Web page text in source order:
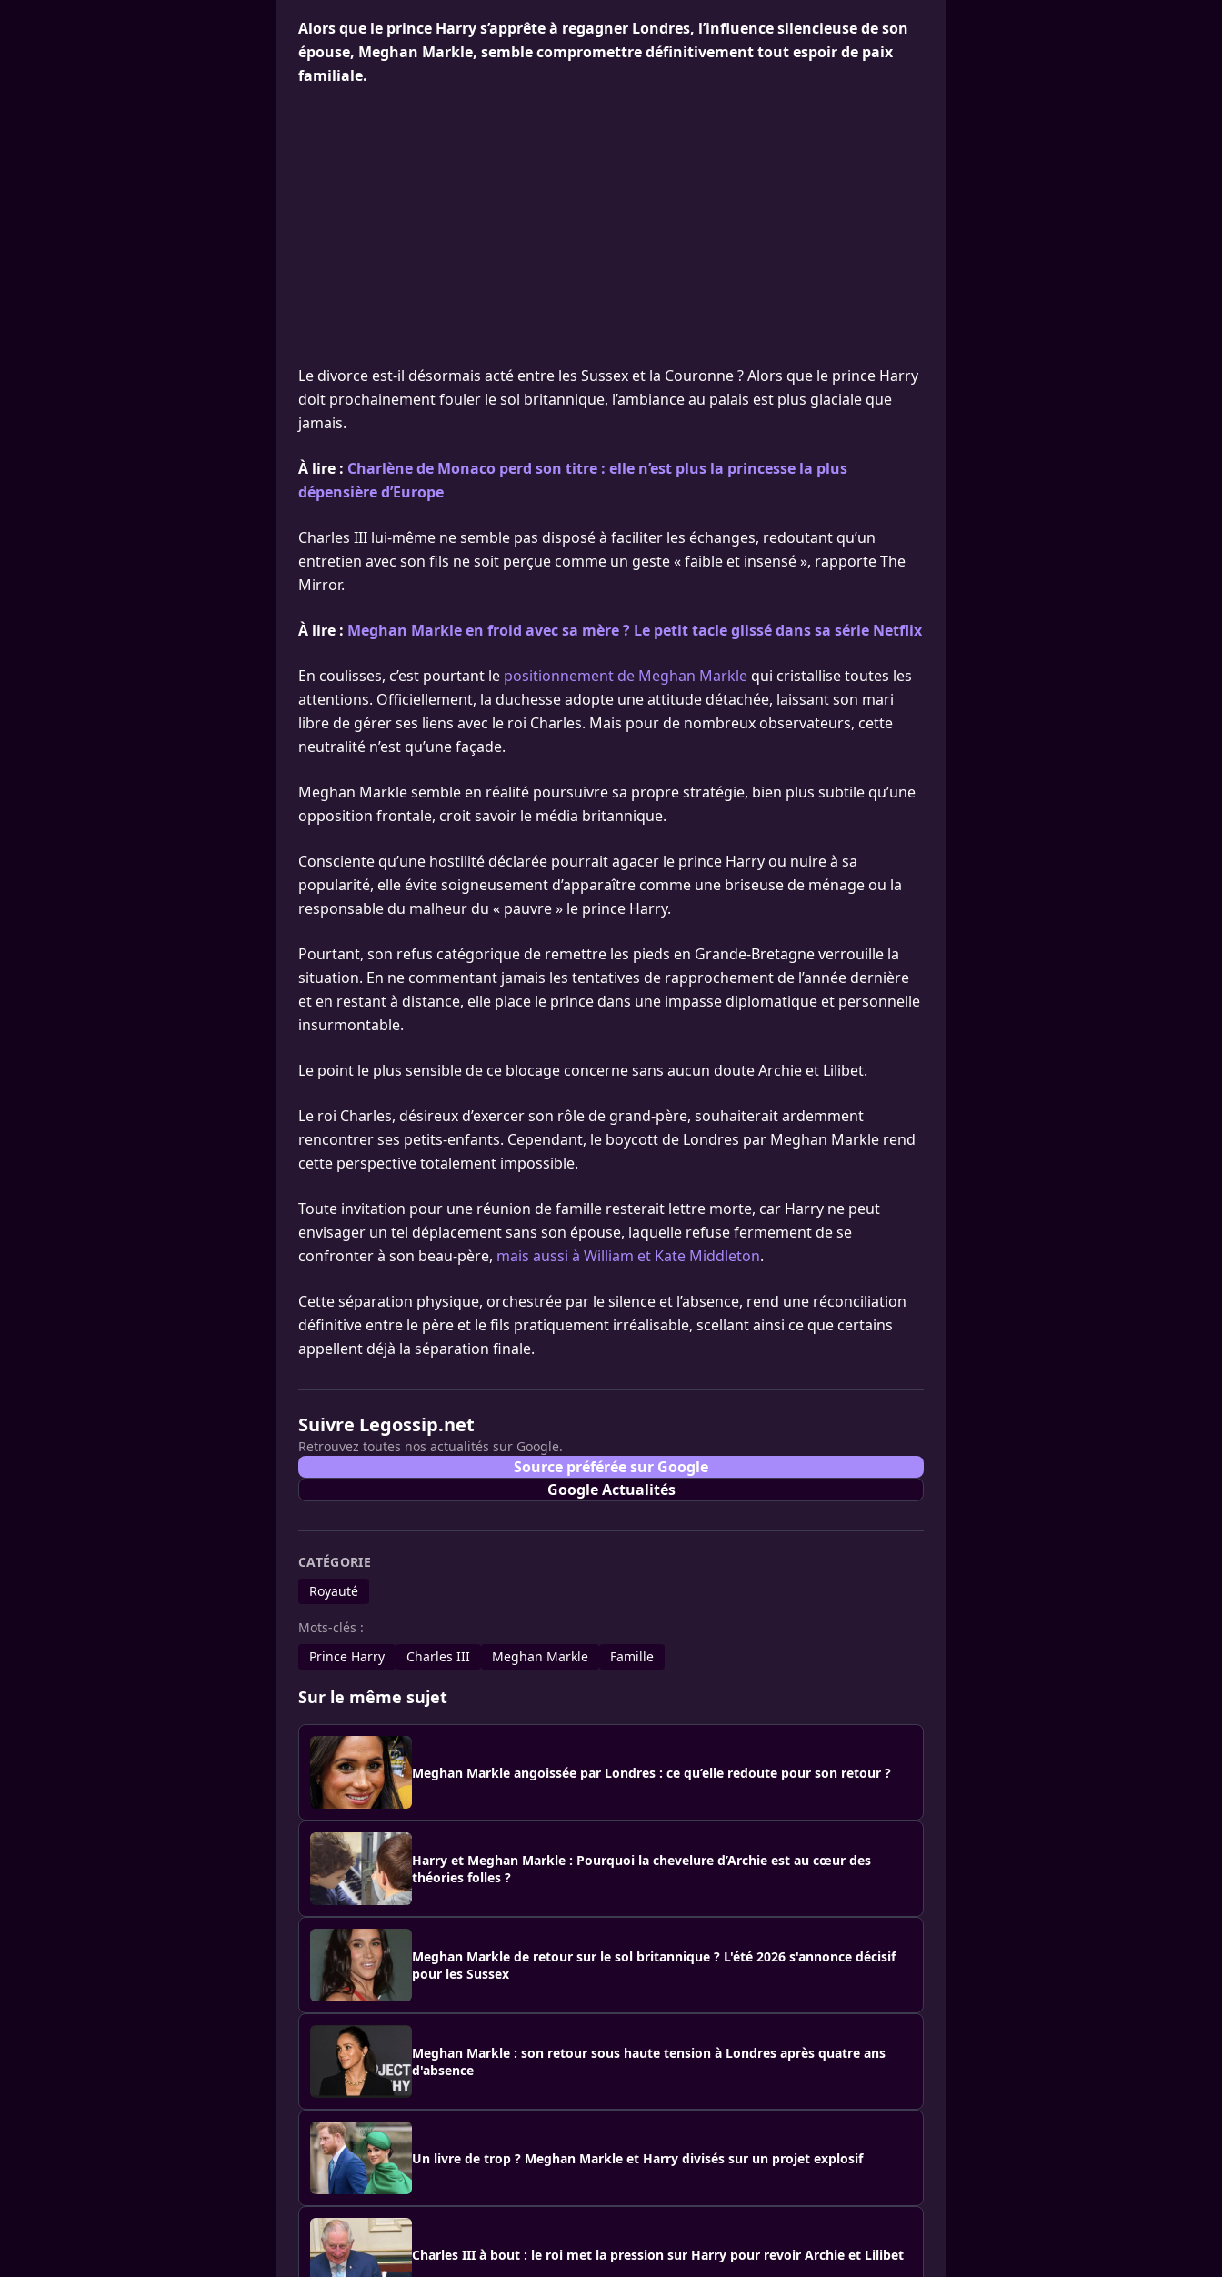
Alors que le prince Harry s’apprête à regagner Londres, l’influence silencieuse de son
épouse, Meghan Markle, semble compromettre définitivement tout espoir de paix
familiale.
Le divorce est-il désormais acté entre les Sussex et la Couronne ? Alors que le prince Harry
doit prochainement fouler le sol britannique, l’ambiance au palais est plus glaciale que
jamais.
À lire : Charlène de Monaco perd son titre : elle n’est plus la princesse la plus
dépensière d’Europe
Charles III lui-même ne semble pas disposé à faciliter les échanges, redoutant qu’un
entretien avec son fils ne soit perçue comme un geste « faible et insensé », rapporte The
Mirror.
À lire : Meghan Markle en froid avec sa mère ? Le petit tacle glissé dans sa série Netflix
En coulisses, c’est pourtant le positionnement de Meghan Marklequi cristallise toutes les
attentions. Officiellement, la duchesse adopte une attitude détachée, laissant son mari
libre de gérer ses liens avec le roi Charles. Mais pour de nombreux observateurs, cette
neutralité n’est qu’une façade.
Meghan Markle semble en réalité poursuivre sa propre stratégie, bien plus subtile qu’une
opposition frontale, croit savoir le média britannique.
Consciente qu’une hostilité déclarée pourrait agacer le prince Harry ou nuire à sa
popularité, elle évite soigneusement d’apparaître comme une briseuse de ménage ou la
responsable du malheur du « pauvre » le prince Harry.
Pourtant, son refus catégorique de remettre les pieds en Grande-Bretagne verrouille la
situation. En ne commentant jamais les tentatives de rapprochement de l’année dernière
et en restant à distance, elle place le prince dans une impasse diplomatique et personnelle
insurmontable.
Le point le plus sensible de ce blocage concerne sans aucun doute Archie et Lilibet.
Le roi Charles, désireux d’exercer son rôle de grand-père, souhaiterait ardemment
rencontrer ses petits-enfants. Cependant, le boycott de Londres par Meghan Markle rend
cette perspective totalement impossible.
Toute invitation pour une réunion de famille resterait lettre morte, car Harry ne peut
envisager un tel déplacement sans son épouse, laquelle refuse fermement de se
confronter à son beau-père, mais aussi à William et Kate Middleton.
Cette séparation physique, orchestrée par le silence et l’absence, rend une réconciliation
définitive entre le père et le fils pratiquement irréalisable, scellant ainsi ce que certains
appellent déjà la séparation finale.
Suivre Legossip.net
Retrouvez toutes nos actualités sur Google.
Source préférée sur Google
Google Actualités
CATÉGORIE
Royauté
Mots-clés :
Prince Harry
Charles III Meghan Markle Famille
Sur le même sujet
Meghan Markle angoissée par Londres : ce qu’elle redoute pour son retour ?
Harry et Meghan Markle : Pourquoi la chevelure d’Archie est au cœur des
théories folles ?
Meghan Markle de retour sur le sol britannique ? L'été 2026 s'annonce décisif
pour les Sussex
Meghan Markle : son retour sous haute tension à Londres après quatre ans
d'absence
Un livre de trop ? Meghan Markle et Harry divisés sur un projet explosif
Charles III à bout : le roi met la pression sur Harry pour revoir Archie et Lilibet